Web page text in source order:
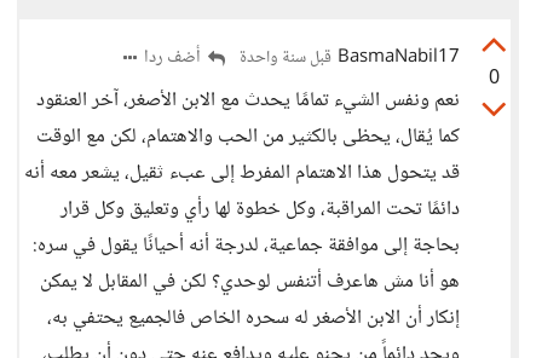
0
BasmaNabil17 قبل سنة واحدة أضف ردا
نعم ونفس الشيء تمامًا يحدث مع الابن الأصغر، آخر العنقود
كما يُقال، يحظى بالكثير من الحب والاهتمام، لكن مع الوقت
قد يتحول هذا الاهتمام المفرط إلى عبء ثقيل، يشعر معه أنه
دائمًا تحت المراقبة، وكل خطوة لها رأي وتعليق وكل قرار
بحاجة إلى موافقة جماعية، لدرجة أنه أحيانًا يقول في سره:
هو أنا مش هاعرف أتنفس لوحدي؟ لكن في المقابل لا يمكن
إنكار أن الابن الأصغر له سحره الخاص فالجميع يحتفي به،